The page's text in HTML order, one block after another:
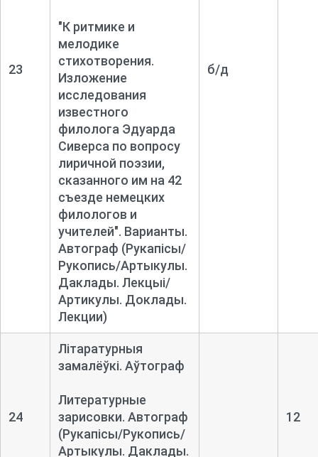
23
"К ритмике и
мелодике
стихотворения.
Изложение
исследования
известного
филолога Эдуарда
Сиверса по вопросу
лиричной поэзии,
сказанного им на 42
съезде немецких
филологов и
учителей". Варианты.
Автограф (Рукапісы/
Рукопись/Артыкулы.
Даклады. Лекцыі/
Артикулы. Доклады.
Лекции)
б/д
24
Літаратурныя
замалёўкі. Аўтограф
Литературные
зарисовки. Автограф
(Рукапісы/Рукопись/
Артыкулы. Даклады.
12